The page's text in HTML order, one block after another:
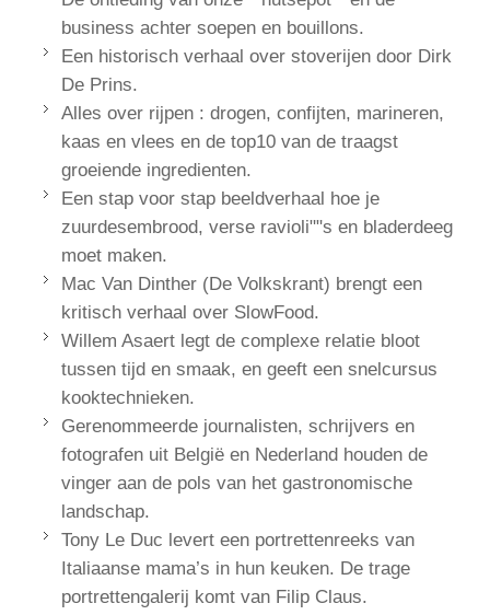
business achter soepen en bouillons.
Een historisch verhaal over stoverijen door Dirk
De Prins.
Alles over rijpen : drogen, confijten, marineren,
kaas en vlees en de top10 van de traagst
groeiende ingredienten.
Een stap voor stap beeldverhaal hoe je
zuurdesembrood, verse ravioli""s en bladerdeeg
moet maken.
Mac Van Dinther (De Volkskrant) brengt een
kritisch verhaal over SlowFood.
Willem Asaert legt de complexe relatie bloot
tussen tijd en smaak, en geeft een snelcursus
kooktechnieken.
Gerenommeerde journalisten, schrijvers en
fotografen uit België en Nederland houden de
vinger aan de pols van het gastronomische
landschap.
Tony Le Duc levert een portrettenreeks van
Italiaanse mama’s in hun keuken. De trage
portrettengalerij komt van Filip Claus.